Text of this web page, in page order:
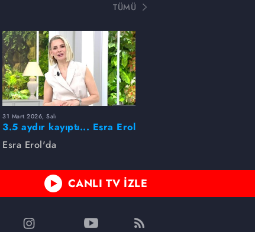
TÜMÜ
31 Mart 2026, Salı
3.5 aydır kayıptı... Esra Erol
buldu!
Esra Erol'da
CANLI TV İZLE